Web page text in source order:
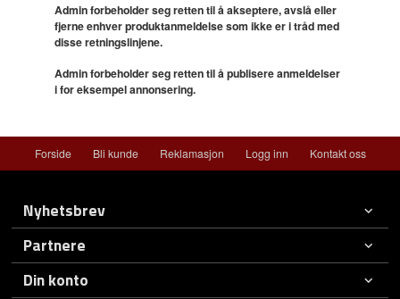
Admin forbeholder seg retten til å akseptere, avslå eller
fjerne enhver produktanmeldelse som ikke er i tråd med
disse retningslinjene.
Admin forbeholder seg retten til å publisere anmeldelser
i for eksempel annonsering.
Forside Bli kunde Reklamasjon Logg inn Kontakt oss
Nyhetsbrev
Partnere
Din konto